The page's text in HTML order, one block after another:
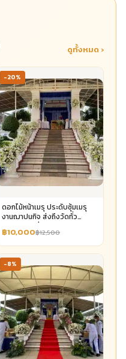
ดูทั้งหมด ›
-20%
ดอกไม้หน้าเมรุ ประดับซุ้มเมรุ
งานฌาปนกิจ ส่งถึงวัดทั่ว
กรุงเทพฯ เริ่ม 10,000 | Aorest
฿10,000฿12,500
-8%